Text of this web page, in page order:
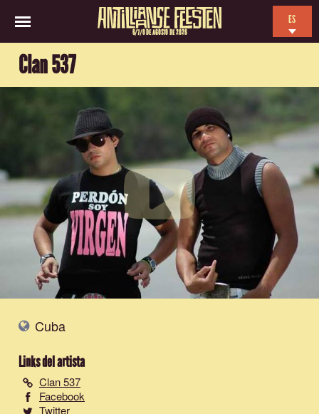
6/7/8 DE AGOSTO DE 2026
ES
FR
Clan 537
Cuba
Links del artista
Clan 537
Facebook
Twitter